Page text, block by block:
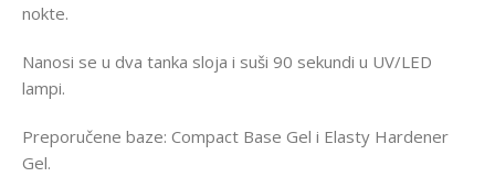
nokte.
Nanosi se u dva tanka sloja i suši 90 sekundi u UV/LED
lampi.
Preporučene baze: Compact Base Gel i Elasty Hardener
Gel.